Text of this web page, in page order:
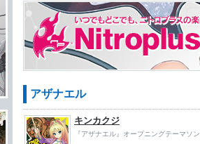
アザナエル
キンカクジ
『アザナエル』オープニングテーマソ